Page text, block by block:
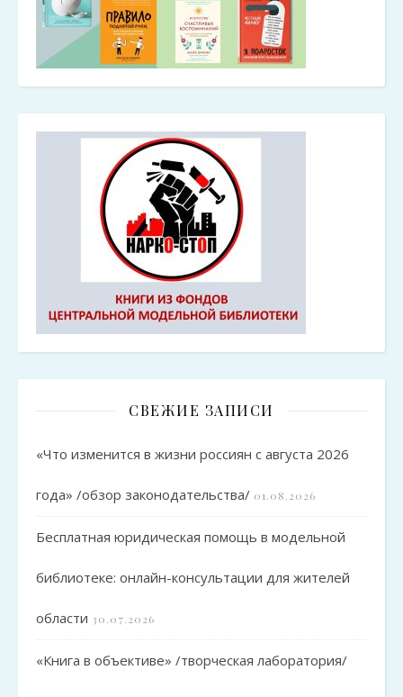
СВЕЖИЕ ЗАПИСИ
«Что изменится в жизни россиян с августа 2026
года» /обзор законодательства/ 01.08.2026
Бесплатная юридическая помощь в модельной
библиотеке: онлайн-консультации для жителей
области 30.07.2026
«Книга в объективе» /творческая лаборатория/